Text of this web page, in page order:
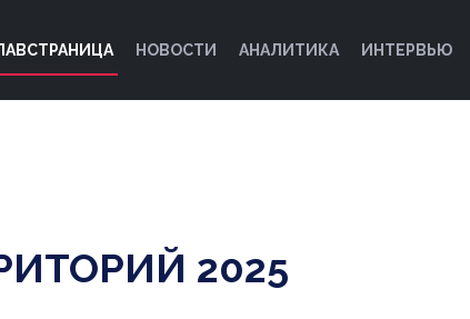
НОВОСТИ АНАЛИТИКА ИНТЕРВЬЮ
2025